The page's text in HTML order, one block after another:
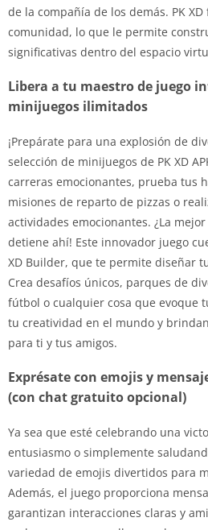
de la compañía de los demás. PK
comunidad, lo que le permite
significativas dentro del espacio
Libera a tu maestro de juego
minijuegos ilimitados
¡Prepárate para una explosión de
selección de minijuegos de PK XD
carreras emocionantes, prueba tus
misiones de reparto de pizzas o
actividades emocionantes. ¿La mejor
detiene ahí! Este innovador juego
XD Builder, que te permite diseñar
Crea desafíos únicos, parques de
fútbol o cualquier cosa que evoque
tu creatividad en el mundo y
para ti y tus amigos.
Exprésate con emojis y
(con chat gratuito opcional)
Ya sea que esté celebrando una
entusiasmo o simplemente
variedad de emojis divertidos para
Además, el juego proporciona
garantizan interacciones claras y